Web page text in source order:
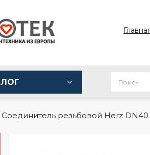
Соединитель резьбовой Herz DN40